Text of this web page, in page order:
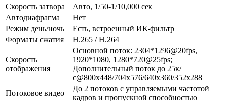
Скорость затвора
Авто, 1/50-1/10,000 сек
Автодиафрагма
Нет
Режим день/ночь
Есть, встроенный ИК-фильтр
Форматы сжатия
H.265 / H.264
Скорость
отображения
Основной поток: 2304*1296@20fps,
1920*1080, 1280*720@25fps;
Дополнительный поток до 25к/
с@800x448/704х576/640x360/352х288
Потоковое видео
До 2 потоков с управляемыми частотой
кадров и пропускной способностью